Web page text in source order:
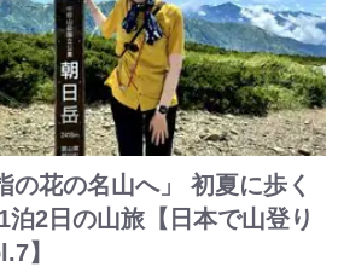
の花の名山へ」 初夏に歩く
2日の山旅【日本で山登り
】